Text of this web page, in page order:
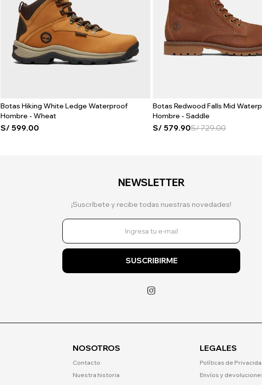
Botas Hiking White Ledge Waterproof
Hombre - Wheat
S/ 599.00
Botas Redwood Falls Mid
Hombre - Saddle
S/ 579.90S/729.00
NOSOTROS
Contacto
Nuestra historia
LEGALES
Políticas de
Envíos y
NEWSLETTER
¡Suscríbete y recibe todas nuestras novedades!
SUSCRIBIRME
